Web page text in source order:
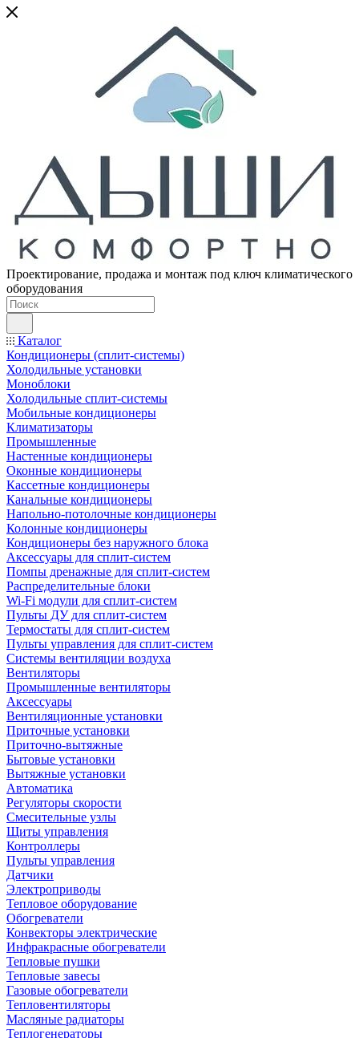
Проектирование, продажа и монтаж под ключ климатического
оборудования
Каталог
Кондиционеры (сплит-системы)
Холодильные установки
Моноблоки
Холодильные сплит-системы
Мобильные кондиционеры
Климатизаторы
Промышленные
Настенные кондиционеры
Оконные кондиционеры
Кассетные кондиционеры
Канальные кондиционеры
Напольно-потолочные кондиционеры
Колонные кондиционеры
Кондиционеры без наружного блока
Аксессуары для сплит-систем
Помпы дренажные для сплит-систем
Распределительные блоки
Wi-Fi модули для сплит-систем
Пульты ДУ для сплит-систем
Термостаты для сплит-систем
Пульты управления для сплит-систем
Системы вентиляции воздуха
Вентиляторы
Промышленные вентиляторы
Аксессуары
Вентиляционные установки
Приточные установки
Приточно-вытяжные
Бытовые установки
Вытяжные установки
Автоматика
Регуляторы скорости
Смесительные узлы
Щиты управления
Контроллеры
Пульты управления
Датчики
Электроприводы
Тепловое оборудование
Обогреватели
Конвекторы электрические
Инфракрасные обогреватели
Тепловые пушки
Тепловые завесы
Газовые обогреватели
Тепловентиляторы
Масляные радиаторы
Теплогенераторы